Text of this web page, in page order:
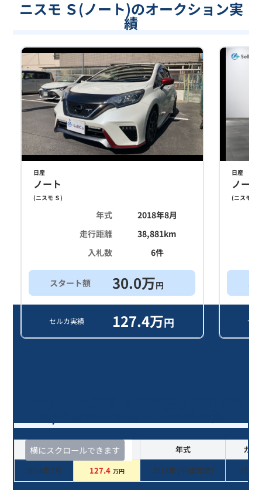
ニスモ Ｓ(ノート)のオークション実
績
日産
ノート
(ニスモ Ｓ)
年式
2018年8月
走行距離
38,881km
入札数
6件
スタート額 30.0万円
セルカ実績 127.4万円
日産
ノート
(ニスモ Ｓ
セ
横にスクロールできます
査定時期 セルカ実績 年式
カラ
2024年2月
127.4 万円 2018年 (平成30年) パール